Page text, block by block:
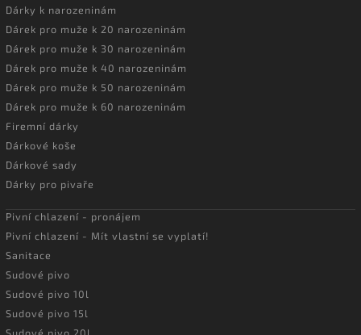
Dárky k narozeninám
Dárek pro muže k 20 narozeninám
Dárek pro muže k 30 narozeninám
Dárek pro muže k 40 narozeninám
Dárek pro muže k 50 narozeninám
Dárek pro muže k 60 narozeninám
Firemní dárky
Dárkové koše
Dárkové sady
Dárky pro pivaře
Pivní chlazení - pronájem
Pivní chlazení - Mít vlastní se vyplatí!
Sanitace
Sudové pivo
Sudové pivo 10l
Sudové pivo 15l